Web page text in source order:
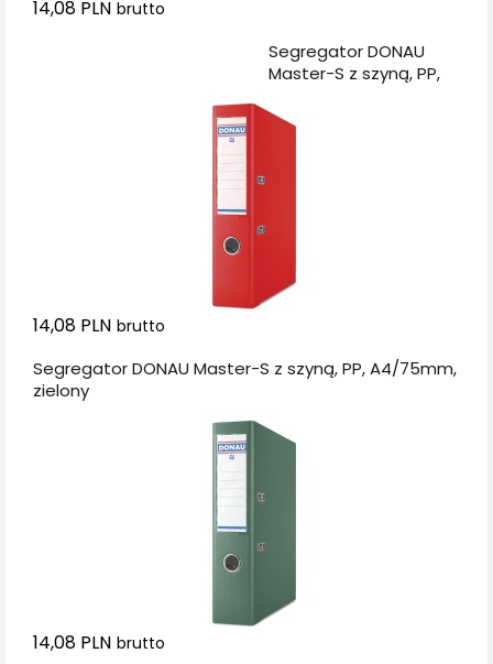
14,08 PLN brutto
Segregator DONAU
Master-S z szyną, PP,
14,08 PLN brutto
Segregator DONAU Master-S z szyną, PP, A4/75mm,
zielony
14,08 PLN brutto